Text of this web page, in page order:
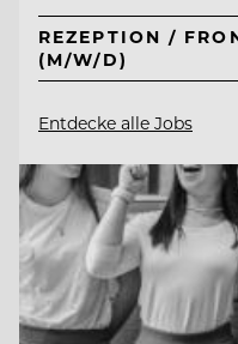
REZEPTION /
(M/W/D)
Entdecke alle Jobs